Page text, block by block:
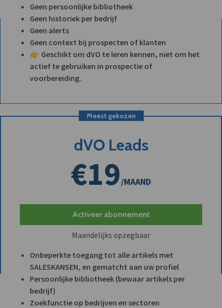
Geen persoonlijke bibliotheek
Geen historiek per bedrijf
Geen alerts
Geen context bij prospecten of klanten
👉 Geschikt om dVO te leren kennen, niet om het
actief te gebruiken in prospectie of
voorbereiding.
Meest gekozen
dVO Leads
€19/MAAND
Activeer abonnement
Maandelijks opzegbaar
Onbeperkte toegang tot alle artikels met
SALESKANSEN, en gematcht aan uw profiel
Persoonlijke bibliotheek (bewaar artikels per
bedrijf)
Zoekfunctie op bedrijven en sectoren